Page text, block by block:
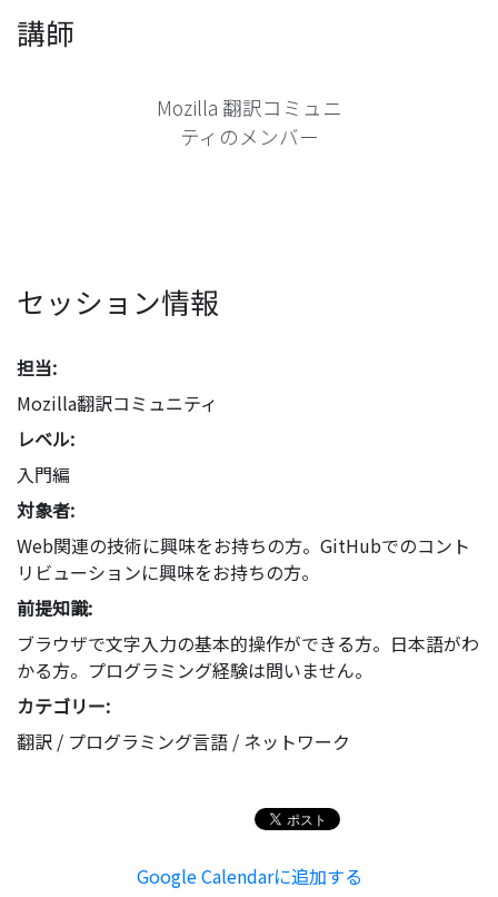
講師
Mozilla 翻訳コミュニ
ティのメンバー
セッション情報
担当:
Mozilla翻訳コミュニティ
レベル:
入門編
対象者:
Web関連の技術に興味をお持ちの方。GitHubでのコント
リビューションに興味をお持ちの方。
前提知識:
ブラウザで文字入力の基本的操作ができる方。日本語がわ
かる方。プログラミング経験は問いません。
カテゴリー:
翻訳 / プログラミング言語 / ネットワーク
Google Calendarに追加する